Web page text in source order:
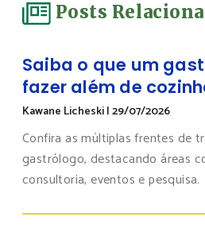
Posts
Saiba o que um
fazer além de
Kawane Licheski|29/07/2026
Confira as múltiplas frentes de
gastrólogo, destacando áreas
consultoria, eventos e pesquisa.